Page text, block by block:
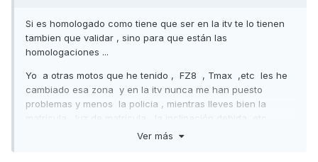
Si es homologado como tiene que ser en la itv te lo tienen
tambien que validar , sino para que están las
homologaciones ...
Yo a otras motos que he tenido , FZ8 , Tmax ,etc les he
cambiado esa zona y en la itv nunca me han puesto
problemas y menos la policia , mientras lleves bien la
matricula , luz de matricula , la inclinación debida ,etc ....
Ver más